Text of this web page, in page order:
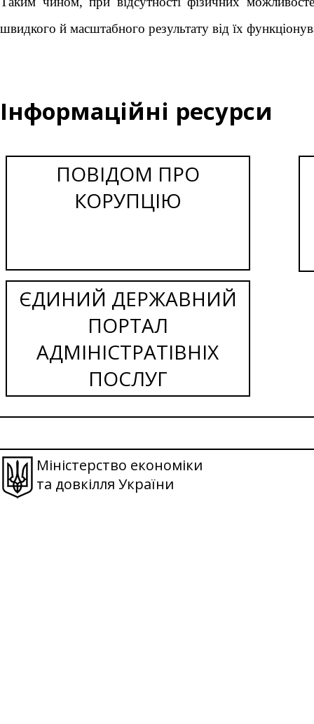
швидкого й масштабного результату від їх
Інформаційні ресурси
ПОВІДОМ ПРО
КОРУПЦІЮ
ЄДИНИЙ ДЕРЖАВНИЙ
ПОРТАЛ
АДМІНІСТРАТІВНІХ
ПОСЛУГ
Міністерство економіки
та довкілля України